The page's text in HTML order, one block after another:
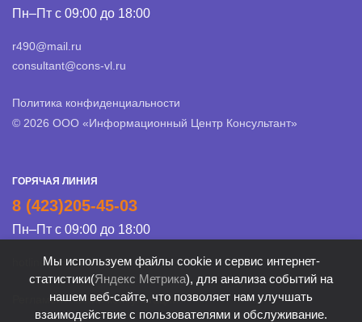
Пн–Пт с 09:00 до 18:00
r490@mail.ru
consultant@cons-vl.ru
Политика конфиденциальности
© 2026 ООО «Информационный Центр Консультант»
ГОРЯЧАЯ ЛИНИЯ
8 (423)205-45-03
Пн–Пт с 09:00 до 18:00
hotline@cons-vl.ru
Регламент Линии консультации
Мы используем файлы cookie и сервис интернет-
статистики(Яндекс Метрика), для анализа событий на
нашем веб-сайте, что позволяет нам улучшать
взаимодействие с пользователями и обслуживание.